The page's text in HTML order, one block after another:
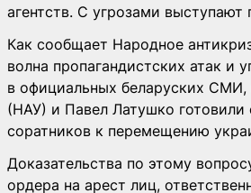
агентств. С угрозами
Как сообщает Народное
волна пропагандистских атак и
в официальных беларуских СМИ,
(НАУ) и Павел Латушко готовили
соратников к перемещению
Доказательства по этому
ордера на арест лиц,